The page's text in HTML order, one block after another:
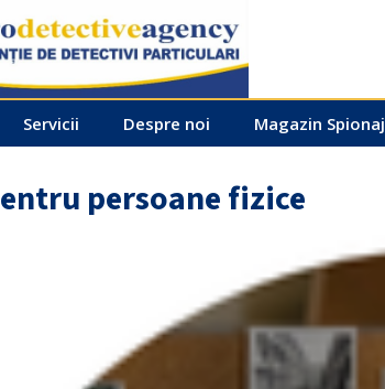
Servicii Despre noi Magazin Spionaj
persoane fizice